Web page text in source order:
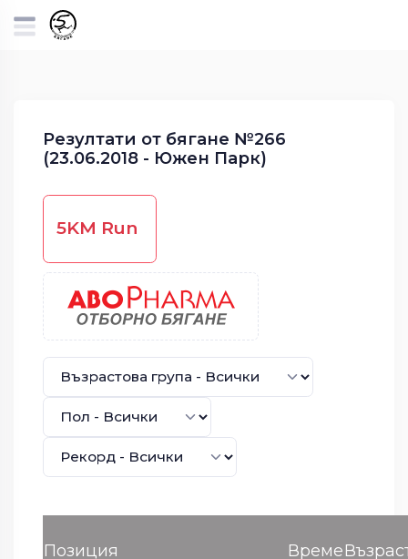
Резултати от бягане №266
(23.06.2018 - Южен Парк)
5KM Run
Позиция
Време